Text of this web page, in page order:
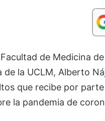
de Medicina
de la UCLM, Alberto
que recibe por
la pandemia de